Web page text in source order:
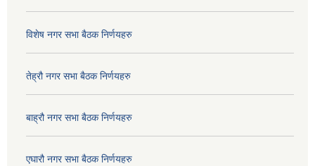
विशेष नगर सभा बैठक निर्णयहरु
तेह्रौ नगर सभा बैठक निर्णयहरु
बाह्रौ नगर सभा बैठक निर्णयहरु
एघारौ नगर सभा बैठक निर्णयहरु